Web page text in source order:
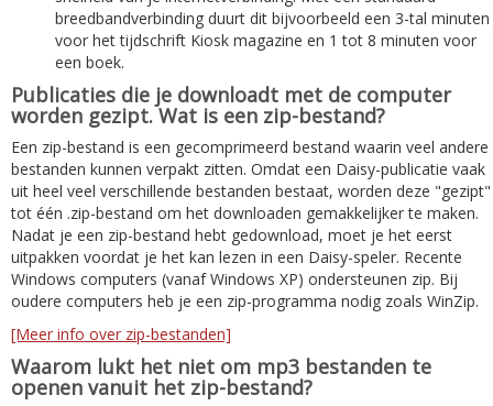
breedbandverbinding duurt dit bijvoorbeeld een 3-tal minuten
voor het tijdschrift Kiosk magazine en 1 tot 8 minuten voor
een boek.
Publicaties die je downloadt met de computer
worden gezipt. Wat is een zip-bestand?
Een zip-bestand is een gecomprimeerd bestand waarin veel andere
bestanden kunnen verpakt zitten. Omdat een Daisy-publicatie vaak
uit heel veel verschillende bestanden bestaat, worden deze "gezipt"
tot één .zip-bestand om het downloaden gemakkelijker te maken.
Nadat je een zip-bestand hebt gedownload, moet je het eerst
uitpakken voordat je het kan lezen in een Daisy-speler. Recente
Windows computers (vanaf Windows XP) ondersteunen zip. Bij
oudere computers heb je een zip-programma nodig zoals WinZip.
[Meer info over zip-bestanden]
Waarom lukt het niet om mp3 bestanden te
openen vanuit het zip-bestand?